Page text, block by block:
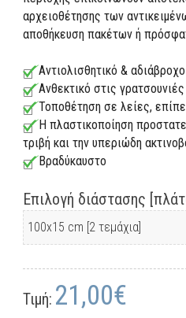
αρχειοθέτησης των
αποθήκευση πακέτων ή
Αντιολισθητικό & αδιάβροχο
Ανθεκτικό στις γρατσουνιές
Τοποθέτηση σε λείες,
Η πλαστικοποίηση
τριβή και την υπεριώδη
Βραδύκαυστο
Επιλογή διάστασης
Τιμή: 21,00€